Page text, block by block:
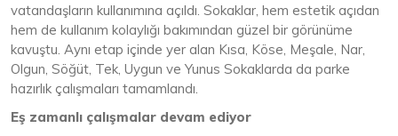
vatandaşların kullanımına açıldı. Sokaklar, hem estetik açıdan
hem de kullanım kolaylığı bakımından güzel bir görünüme
kavuştu. Aynı etap içinde yer alan Kısa, Köse, Meşale, Nar,
Olgun, Söğüt, Tek, Uygun ve Yunus Sokaklarda da parke
hazırlık çalışmaları tamamlandı.
Eş zamanlı çalışmalar devam ediyor